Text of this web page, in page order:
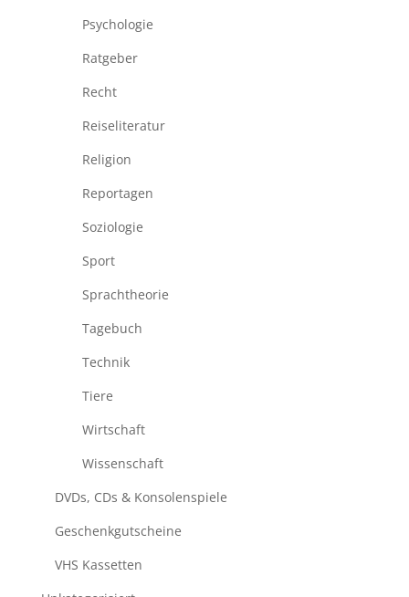
Psychologie
Ratgeber
Recht
Reiseliteratur
Religion
Reportagen
Soziologie
Sport
Sprachtheorie
Tagebuch
Technik
Tiere
Wirtschaft
Wissenschaft
DVDs, CDs & Konsolenspiele
Geschenkgutscheine
VHS Kassetten